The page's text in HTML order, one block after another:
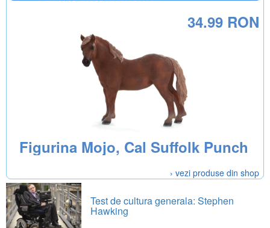
Figurina Mojo, Cal Suffolk Punch
34.99 RON
› vezi produse din shop
Test de cultura generala: Stephen
Hawking